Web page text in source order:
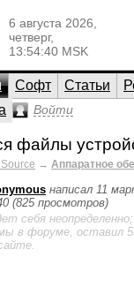
6 августа 2026,
четверг,
13:54:40 MSK
Софт Статьи
Войти
файлы
→ Аппаратное
написал 11
(825 просмотров)
себя
в форуме, оставил